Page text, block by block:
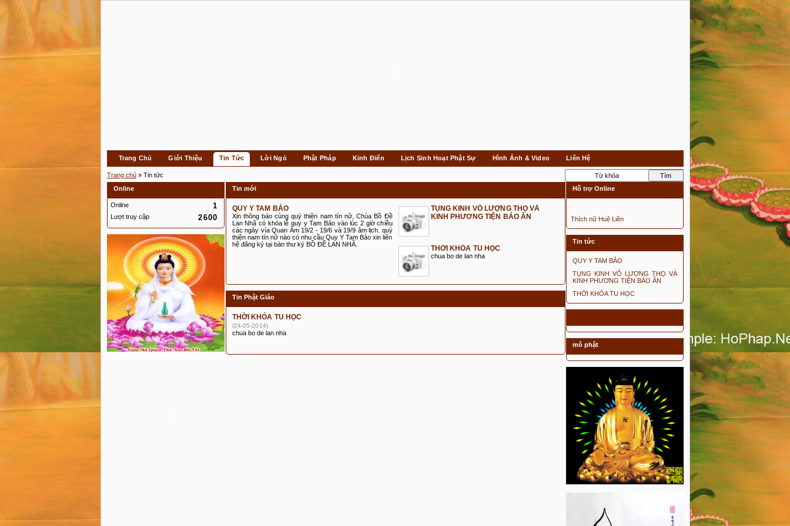
Trang Chủ Giới Thiệu Tin Tức Lời Ngỏ Phật Pháp Kinh Điển Lịch Sinh Hoạt Phật Sự Hình Ảnh & Video Liên Hệ
Trang chủ» Tin tức
Tin mới
QUY Y TAM BẢO
Xin thông báo cùng quý thiện nam tín nữ, Chùa Bồ Đề
Lan Nhã có khóa lễ quy y Tam Bảo vào lúc 2 giờ chiều
các ngày vía Quan Âm 19/2 - 19/6 và 19/9 âm lịch. quý
thiện nam tín nữ nào có nhu cầu Quy Y Tam Bảo xin liên
hệ đăng ký tại bàn thư ký BỒ ĐỀ LAN NHÃ.
TỤNG KINH VÔ LƯỢNG THỌ VÀ
KINH PHƯƠNG TIỆN BÁO ÂN
THỜI KHÓA TU HỌC
chua bo de lan nha
Tin Phật Giáo
THỜI KHÓA TU HỌC
(24-05-2014)
chua bo de lan nha
Online
Online 1
Lượt truy cập 2600
Hỗ trợ Online
Thích nữ Huệ Liên
Tin tức
QUY Y TAM BẢO
TỤNG KINH VÔ LƯỢNG THỌ VÀ
KINH PHƯƠNG TIỆN BÁO ÂN
THỜI KHÓA TU HỌC
mô phật